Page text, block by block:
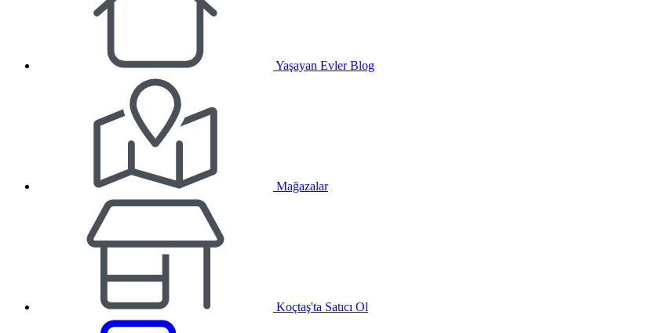
Yaşayan Evler Blog
Mağazalar
Koçtaş'ta Satıcı Ol